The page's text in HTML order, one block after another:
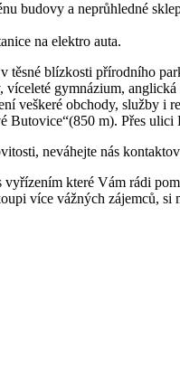
budovy a neprůhledné
na elektro auta.
těsné blízkosti přírodního
gymnázium,
veškeré obchody, služby i
Butovice“(850 m). Přes
neváhejte nás
které Vám rádi
více vážných zájemců,